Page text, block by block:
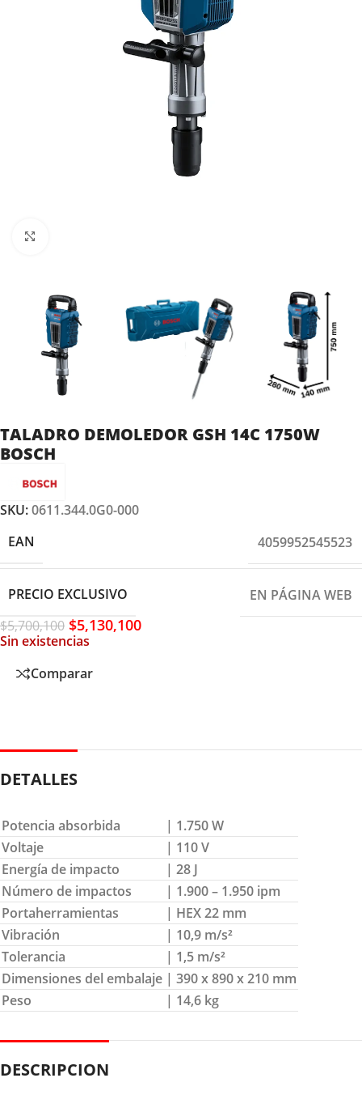
TALADRO DEMOLEDOR GSH 14C 1750W
BOSCH
SKU:0611.344.0G0-000
EAN
4059952545523
PRECIO EXCLUSIVO
EN PÁGINA WEB
$5,700,100 $5,130,100
Sin existencias
Comparar
DETALLES
Potencia absorbida
| 1.750 W
Voltaje
| 110 V
Energía de impacto
| 28 J
Número de impactos
| 1.900 – 1.950 ipm
Portaherramientas
| HEX 22 mm
Vibración
| 10,9 m/s²
Tolerancia
| 1,5 m/s²
Dimensiones del embalaje | 390 x 890 x 210 mm
Peso
| 14,6 kg
DESCRIPCION